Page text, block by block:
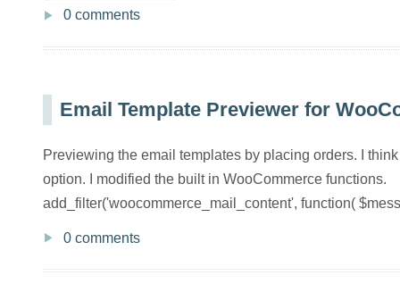
0 comments
Email Template Previewer for
Previewing the email templates by placing orders. I
option. I modified the built in WooCommerce functions.
add_filter('woocommerce_mail_content', function(
0 comments